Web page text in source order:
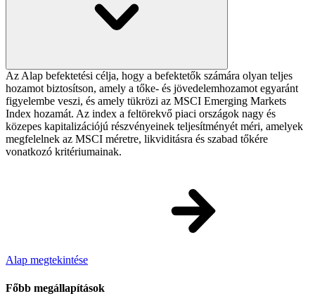
Az Alap befektetési célja, hogy a befektetők számára olyan teljes
hozamot biztosítson, amely a tőke- és jövedelemhozamot egyaránt
figyelembe veszi, és amely tükrözi az MSCI Emerging Markets
Index hozamát. Az index a feltörekvő piaci országok nagy és
közepes kapitalizációjú részvényeinek teljesítményét méri, amelyek
megfelelnek az MSCI méretre, likviditásra és szabad tőkére
vonatkozó kritériumainak.
Alap megtekintése
Főbb megállapítások